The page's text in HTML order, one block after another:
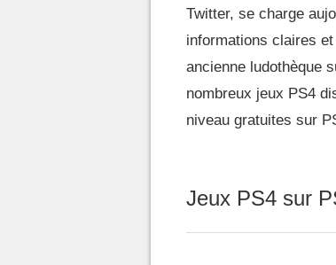
Twitter, se charge
informations claires
ancienne ludothèque
nombreux jeux PS4
niveau gratuites sur
Jeux PS4 sur